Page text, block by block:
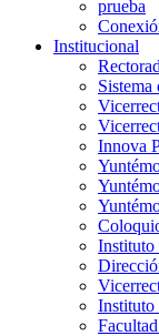
prueba
Institucional
Innova
Instituto
Instituto